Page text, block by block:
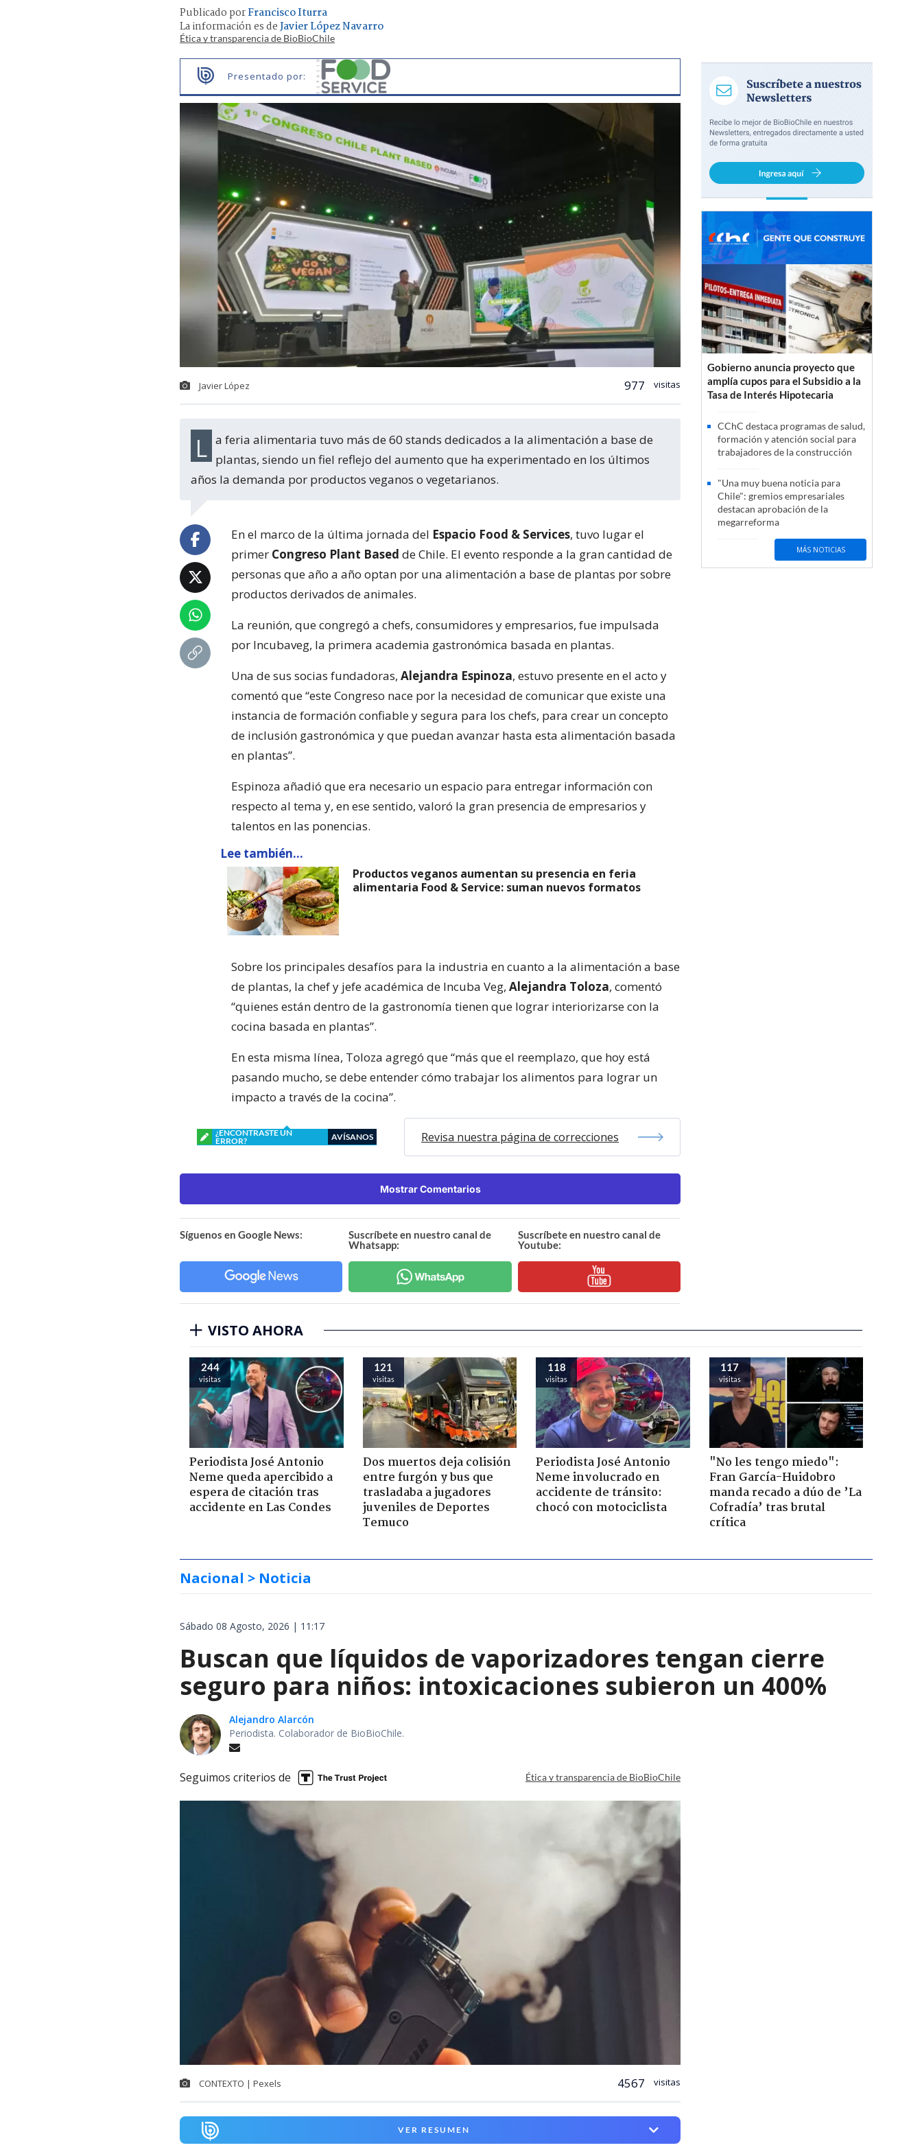
Publicado porFrancisco Iturra
La información es deJavier López Navarro
Ética y transparencia de BioBioChile
Presentado por:
Javier López 977 visitas
La feria alimentaria tuvo más de 60 stands dedicados a la alimentación a base de plantas, siendo un fiel reflejo del aumento que ha experimentado en los últimos
años la demanda por productos veganos o vegetarianos.
En el marco de la última jornada del Espacio Food & Services, tuvo lugar el
primer Congreso Plant Based de Chile. El evento responde a la gran cantidad de
personas que año a año optan por una alimentación a base de plantas por sobre
productos derivados de animales.
La reunión, que congregó a chefs, consumidores y empresarios, fue impulsada
por Incubaveg, la primera academia gastronómica basada en plantas.
Una de sus socias fundadoras, Alejandra Espinoza, estuvo presente en el acto y
comentó que “este Congreso nace por la necesidad de comunicar que existe una
instancia de formación confiable y segura para los chefs, para crear un concepto
de inclusión gastronómica y que puedan avanzar hasta esta alimentación basada
en plantas”.
Espinoza añadió que era necesario un espacio para entregar información con
respecto al tema y, en ese sentido, valoró la gran presencia de empresarios y
talentos en las ponencias.
Lee también...
Productos veganos aumentan su presencia en feria
alimentaria Food & Service: suman nuevos formatos
Sobre los principales desafíos para la industria en cuanto a la alimentación a base
de plantas, la chef y jefe académica de Incuba Veg, Alejandra Toloza, comentó
“quienes están dentro de la gastronomía tienen que lograr interiorizarse con la
cocina basada en plantas”.
En esta misma línea, Toloza agregó que “más que el reemplazo, que hoy está
pasando mucho, se debe entender cómo trabajar los alimentos para lograr un
impacto a través de la cocina”.
¿ENCONTRASTE UN
ERROR?
AVÍSANOS Revisa nuestra página de correcciones
Mostrar Comentarios
Síguenos en Google News:
Suscríbete en nuestro canal de
Whatsapp:
Suscríbete en nuestro canal de
Youtube:
Gobierno anuncia proyecto que
amplía cupos para el Subsidio a la
Tasa de Interés Hipotecaria
CChC destaca programas de salud,
formación y atención social para
trabajadores de la construcción
"Una muy buena noticia para
Chile": gremios empresariales
destacan aprobación de la
megarreforma
MÁS NOTICIAS
VISTO AHORA
244
visitas
Periodista José Antonio
Neme queda apercibido a
espera de citación tras
accidente en Las Condes
121
visitas
Dos muertos deja colisión
entre furgón y bus que
trasladaba a jugadores
juveniles de Deportes
Temuco
118
visitas
Periodista José Antonio
Neme involucrado en
accidente de tránsito:
chocó con motociclista
117
visitas
"No les tengo miedo":
Fran García-Huidobro
manda recado a dúo de ’La
Cofradía’ tras brutal
crítica
Nacional > Noticia
Sábado 08 Agosto, 2026 | 11:17
Buscan que líquidos de vaporizadores tengan cierre
seguro para niños: intoxicaciones subieron un 400%
Alejandro Alarcón
Periodista. Colaborador de BioBioChile.
Seguimos criterios de Ética y transparencia de BioBioChile
CONTEXTO | Pexels 4567 visitas
VER RESUMEN